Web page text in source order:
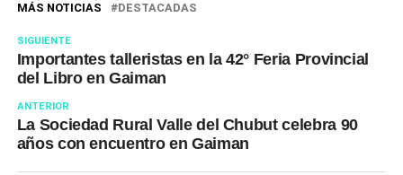
MÁS NOTICIAS DESTACADAS
SIGUIENTE
Importantes talleristas en la 42° Feria Provincial
del Libro en Gaiman
ANTERIOR
La Sociedad Rural Valle del Chubut celebra 90
años con encuentro en Gaiman